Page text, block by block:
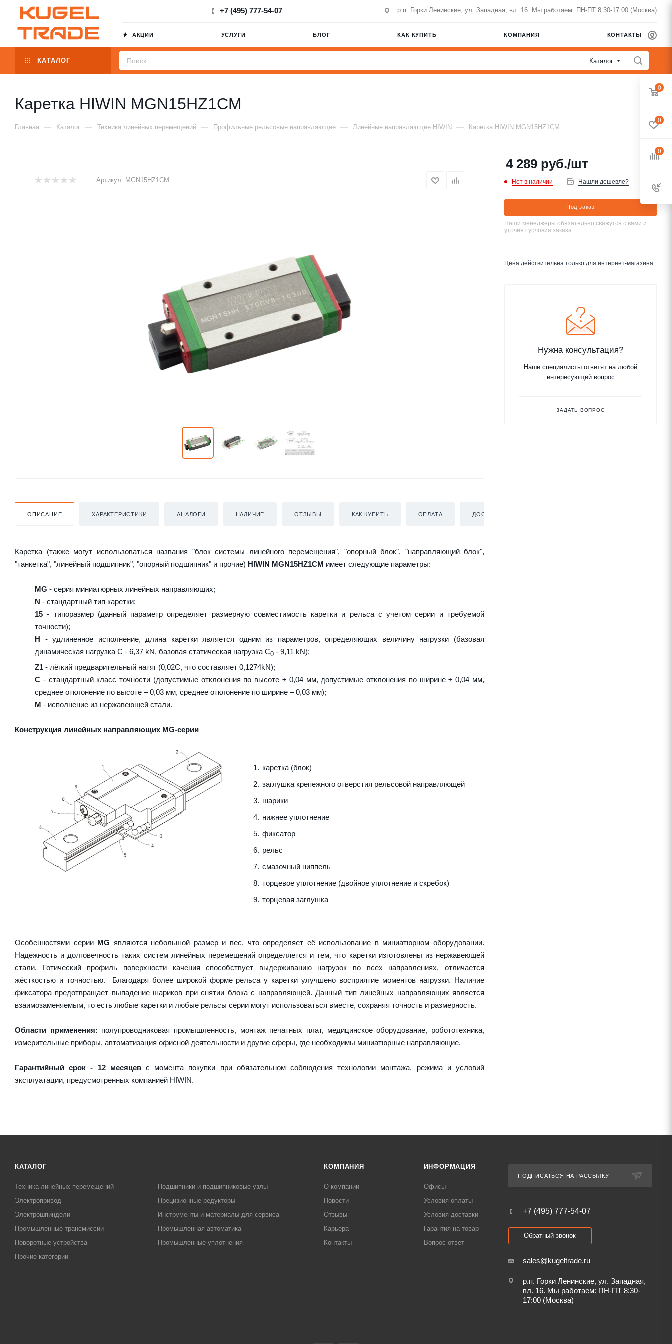
+7 (495) 777-54-07 р.п. Горки Ленинские, ул. Западная, вл. 16. Мы работаем: ПН-ПТ 8:30-17:00 (Москва)
АКЦИИ УСЛУГИ БЛОГ КАК КУПИТЬ КОМПАНИЯ КОНТАКТЫ
КАТАЛОГ Каталог
Каретка HIWIN MGN15HZ1CM
Главная — Каталог — Техника линейных перемещений — Профильные рельсовые направляющие — Линейные направляющие HIWIN — Каретка HIWIN MGN15HZ1CM
Артикул: MGN15HZ1CM
ОПИСАНИЕ ХАРАКТЕРИСТИКИ АНАЛОГИ НАЛИЧИЕ ОТЗЫВЫ КАК КУПИТЬ ОПЛАТА ДОСТАВКА
Каретка (также могут использоваться названия "блок системы линейного перемещения", "опорный блок", "направляющий блок",
"танкетка", "линейный подшипник", "опорный подшипник" и прочие) HIWIN MGN15HZ1CM имеет следующие параметры:
MG - серия миниатюрных линейных направляющих;
N - стандартный тип каретки;
15 - типоразмер (данный параметр определяет размерную совместимость каретки и рельса с учетом серии и требуемой
точности);
H - удлиненное исполнение, длина каретки является одним из параметров, определяющих величину нагрузки (базовая
динамическая нагрузка C - 6,37 kN, базовая статическая нагрузка С0 - 9,11 kN);
Z1 - лёгкий предварительный натяг (0,02C, что составляет 0,1274kN);
C - стандартный класс точности (допустимые отклонения по высоте ± 0,04 мм, допустимые отклонения по ширине ± 0,04 мм,
среднее отклонение по высоте – 0,03 мм, среднее отклонение по ширине – 0,03 мм);
M - исполнение из нержавеющей стали.
Конструкция линейных направляющих MG-серии
каретка (блок)
заглушка крепежного отверстия рельсовой направляющей
шарики
нижнее уплотнение
фиксатор
рельс
смазочный ниппель
торцевое уплотнение (двойное уплотнение и скребок)
торцевая заглушка
Особенностями серии MG являются небольшой размер и вес, что определяет её использование в миниатюрном оборудовании.
Надежность и долговечность таких систем линейных перемещений определяется и тем, что каретки изготовлены из нержавеющей
стали. Готический профиль поверхности качения способствует выдерживанию нагрузок во всех направлениях, отличается
жёсткостью и точностью. Благодаря более широкой форме рельса у каретки улучшено восприятие моментов нагрузки. Наличие
фиксатора предотвращает выпадение шариков при снятии блока с направляющей. Данный тип линейных направляющих является
взаимозаменяемым, то есть любые каретки и любые рельсы серии могут использоваться вместе, сохраняя точность и размерность.
Области применения: полупроводниковая промышленность, монтаж печатных плат, медицинское оборудование, робототехника,
измерительные приборы, автоматизация офисной деятельности и другие сферы, где необходимы миниатюрные направляющие.
Гарантийный срок - 12 месяцевс момента покупки при обязательном соблюдения технологии монтажа, режима и условий
эксплуатации, предусмотренных компанией HIWIN.
4 289 руб./шт
Нет в наличии Нашли дешевле?
Под заказ
Наши менеджеры обязательно свяжутся с вами и
уточнят условия заказа
Цена действительна только для интернет-магазина
Нужна консультация?
Наши специалисты ответят на любой
интересующий вопрос
ЗАДАТЬ ВОПРОС
КАТАЛОГ
Техника линейных перемещений
Подшипники и подшипниковые узлы
Электропривод
Прецизионные редукторы
Электрошпиндели
Инструменты и материалы для сервиса
Промышленные трансмиссии
Промышленная автоматика
Поворотные устройства
Промышленные уплотнения
Прочие категории
КОМПАНИЯ
О компании
Новости
Отзывы
Карьера
Контакты
ИНФОРМАЦИЯ
Офисы
Условия оплаты
Условия доставки
Гарантия на товар
Вопрос-ответ
ПОДПИСАТЬСЯ НА РАССЫЛКУ
+7 (495) 777-54-07
Обратный звонок
sales@kugeltrade.ru
р.п. Горки Ленинские, ул. Западная,
вл. 16. Мы работаем: ПН-ПТ 8:30-
17:00 (Москва)
0
0
0